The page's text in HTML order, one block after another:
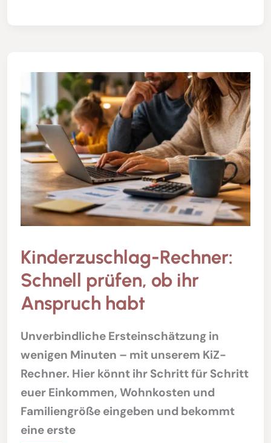
Kinderzuschlag-Rechner:
Schnell prüfen, ob ihr
Anspruch habt
Unverbindliche Ersteinschätzung in
wenigen Minuten – mit unserem KiZ-
Rechner. Hier könnt ihr Schritt für Schritt
euer Einkommen, Wohnkosten und
Familiengröße eingeben und bekommt
eine erste